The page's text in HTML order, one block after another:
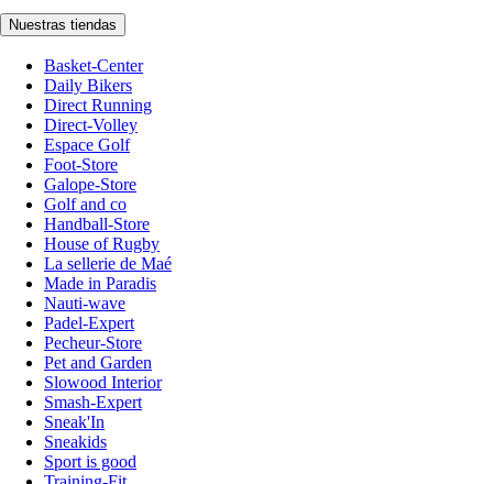
Nuestras tiendas
Basket-Center
Daily Bikers
Direct Running
Direct-Volley
Espace Golf
Foot-Store
Galope-Store
Golf and co
Handball-Store
House of Rugby
La sellerie de Maé
Made in Paradis
Nauti-wave
Padel-Expert
Pecheur-Store
Pet and Garden
Slowood Interior
Smash-Expert
Sneak'In
Sneakids
Sport is good